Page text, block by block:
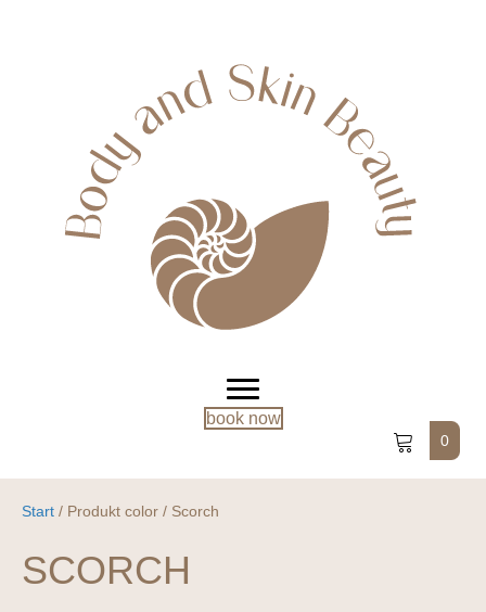
book now
0
Start / Produkt color / Scorch
SCORCH